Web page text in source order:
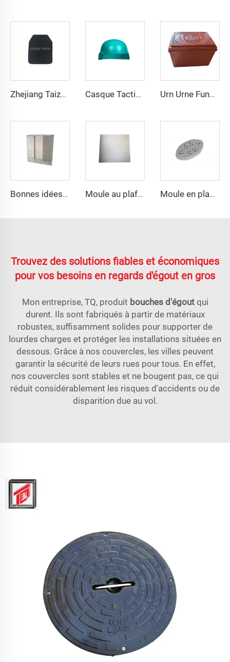
Zhejiang Taizhou Plaque de protection corporelle Gilet de sécurité Plaque PE Moule de compression Casque Tactique Wendy M88 Casque Tactique Sûr Haute Qualité Casques Protecteurs Urn Urne Funéraire pour Adultes Moule de Moulage Fabricant de Taizhou Chine Usine de Moules
Bonnes idées d'outils en vente, moule de boîte de distribution pour réservoir séptique Moule au plafond SMC professionnel carré Moule en plastique pour prise électrique chinoise
Trouvez des solutions fiables et économiques
pour vos besoins en regards d'égout en gros
Mon entreprise, TQ, produit bouches d'égout qui
durent. Ils sont fabriqués à partir de matériaux
robustes, suffisamment solides pour supporter de
lourdes charges et protéger les installations situées en
dessous. Grâce à nos couvercles, les villes peuvent
garantir la sécurité de leurs rues pour tous. En effet,
nos couvercles sont stables et ne bougent pas, ce qui
réduit considérablement les risques d'accidents ou de
disparition due au vol.